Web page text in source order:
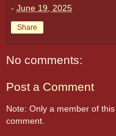
- June 19, 2025
Share
No comments:
Post a Comment
Note: Only a member of
comment.